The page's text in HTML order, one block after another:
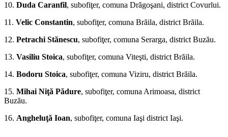
10. Duda Caranfil, subofiţer, comuna Drăgoşani, district Covurlui.
11. Velic Constantin, subofiţer, comuna Brăila, district Brăila.
12. Petrachi Stănescu, subofiţer, comuna Serarga, district Buzău.
13. Vasiliu Stoica, subofiţer, comuna Viteşti, district Brăila.
14. Bodoru Stoica, subofiţer, comuna Viziru, district Brăila.
15. Mihai Niţă Pădure, subofiţer, comuna Arimoasa, district
Buzău.
16. Angheluţă Ioan, subofiţer, comuna Iaşi district Iaşi.